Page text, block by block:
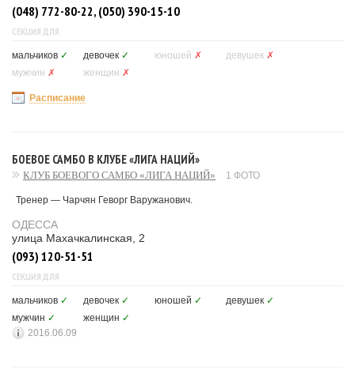
(048) 772-80-22, (050) 390-15-10
СЕКЦИЯ ДЛЯ
мальчиков ✓ девочек ✓ юношей ✗ девушек ✗
мужчин ✗ женщин ✗
Расписание
БОЕВОЕ САМБО В КЛУБЕ «ЛИГА НАЦИЙ»
КЛУБ БОЕВОГО САМБО «ЛИГА НАЦИЙ» 1 ФОТО
Тренер — Чарчян Геворг Варужанович.
ОДЕССА
улица Махачкалинская, 2
(093) 120-51-51
СЕКЦИЯ ДЛЯ
мальчиков ✓ девочек ✓ юношей ✓ девушек ✓
мужчин ✓ женщин ✓
2016.06.09